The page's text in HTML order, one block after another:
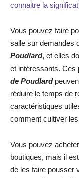
connaitre la
Vous pouvez faire
salle sur demandes
Poudlard, et elles
et intéressants. Ces
de Poudlard
réduire le temps de
caractéristiques
comment cultiver
Vous pouvez
boutiques, mais il
de les faire pousser